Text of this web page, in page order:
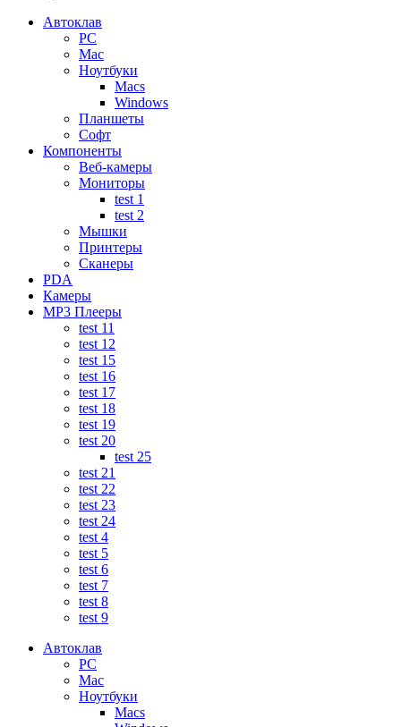
Автоклав
PC
Mac
Ноутбуки
Macs
Windows
Планшеты
Софт
Компоненты
Веб-камеры
Мониторы
test 1
test 2
Мышки
Принтеры
Сканеры
PDA
Камеры
MP3 Плееры
test 11
test 12
test 15
test 16
test 17
test 18
test 19
test 20
test 25
test 21
test 22
test 23
test 24
test 4
test 5
test 6
test 7
test 8
test 9
Автоклав
PC
Mac
Ноутбуки
Macs